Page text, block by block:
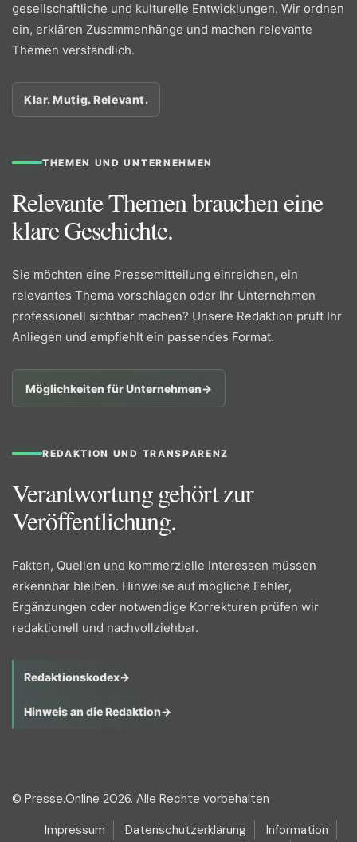
gesellschaftliche und kulturelle Entwicklungen. Wir ordnen
ein, erklären Zusammenhänge und machen relevante
Themen verständlich.
Klar. Mutig. Relevant.
THEMEN UND UNTERNEHMEN
Relevante Themen brauchen eine
klare Geschichte.
Sie möchten eine Pressemitteilung einreichen, ein
relevantes Thema vorschlagen oder Ihr Unternehmen
professionell sichtbar machen? Unsere Redaktion prüft Ihr
Anliegen und empfiehlt ein passendes Format.
Möglichkeiten für Unternehmen→
REDAKTION UND TRANSPARENZ
Verantwortung gehört zur
Veröffentlichung.
Fakten, Quellen und kommerzielle Interessen müssen
erkennbar bleiben. Hinweise auf mögliche Fehler,
Ergänzungen oder notwendige Korrekturen prüfen wir
redaktionell und nachvollziehbar.
Redaktionskodex→
Hinweis an die Redaktion→
© Presse.Online 2026. Alle Rechte vorbehalten
Impressum
Datenschutzerklärung
Information